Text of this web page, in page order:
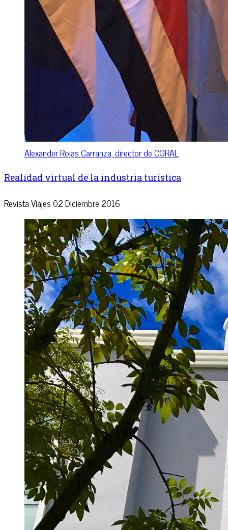
Alexander Rojas Carranza, director de CORAL
Realidad virtual de la industria turística
Revista Viajes02 Diciembre 2016